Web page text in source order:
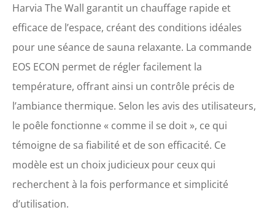
chauffage mural Harvia et le
kit de commande Econ, est
fabricant de 2 ans qui
garantit des performances
apaisante pour le client.
Harvia The Wall garantit un chauffage rapide et
efficace de l’espace, créant des conditions idéales
pour une séance de sauna relaxante. La commande
EOS ECON permet de régler facilement la
température, offrant ainsi un contrôle précis de
l’ambiance thermique. Selon les avis des utilisateurs,
le poêle fonctionne « comme il se doit », ce qui
témoigne de sa fiabilité et de son efficacité. Ce
modèle est un choix judicieux pour ceux qui
recherchent à la fois performance et simplicité
d’utilisation.